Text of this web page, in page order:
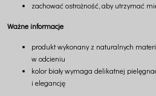
zachować ostrożność, aby utrzymać
Ważne informacje
produkt wykonany z naturalnych
w odcieniu
kolor biały wymaga delikatnej
i elegancję